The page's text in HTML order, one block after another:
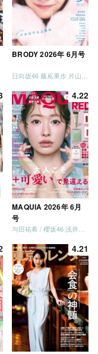
BRODY 2026年 6月号
4.22
MAQUIA 2026年 6月
号
4.21